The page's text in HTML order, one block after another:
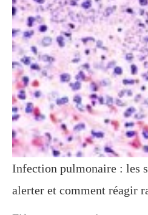
Infection pulmonaire : les
alerter et comment réagir